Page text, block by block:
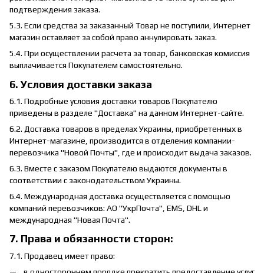
подтверждения заказа.
5.3. Если средства за заказанный Товар не поступили, Интернет
магазин оставляет за собой право аннулировать заказ.
5.4. При осуществлении расчета за товар, банковская комиссия
выплачивается Покупателем самостоятельно.
6. Условия доставки заказа
6.1. Подробные условия доставки товаров Покупателю
приведены в разделе "Доставка" на данном Интернет-сайте.
6.2. Доставка товаров в пределах Украины, приобретенных в
Интернет-магазине, производится в отделения компании-
перевозчика "Новой Почты", где и происходит выдача заказов.
6.3. Вместе с заказом Покупателю выдаются документы в
соответствии с законодательством Украины.
6.4. Международная доставка осуществляется с помощью
компаний перевозчиков: АО "УкрПочта", EMS, DHL и
международная "Новая Почта".
7. Права и обязанности сторон:
7.1. Продавец имеет право: